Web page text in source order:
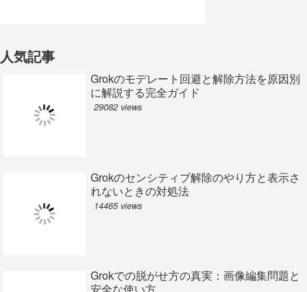
人気記事
Grokのモデレート回避と解除方法を原因別
に解説する完全ガイド
29082 views
Grokのセンシティブ解除のやり方と表示さ
れないときの対処法
14465 views
Grokでの脱がせ方の真実：画像編集問題と